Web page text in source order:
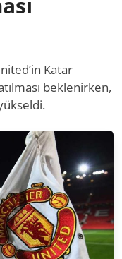
Katar
beklenirken,